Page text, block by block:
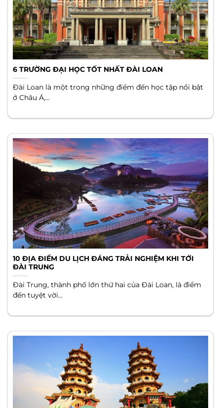
6 TRƯỜNG ĐẠI HỌC TỐT NHẤT ĐÀI LOAN
Đài Loan là một trong những điểm đến học tập nổi bật
ở Châu Á,...
10 ĐỊA ĐIỂM DU LỊCH ĐÁNG TRẢI NGHIỆM KHI TỚI
ĐÀI TRUNG
Đài Trung, thành phố lớn thứ hai của Đài Loan, là điểm
đến tuyệt vời...